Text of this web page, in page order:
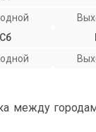
Сб
между